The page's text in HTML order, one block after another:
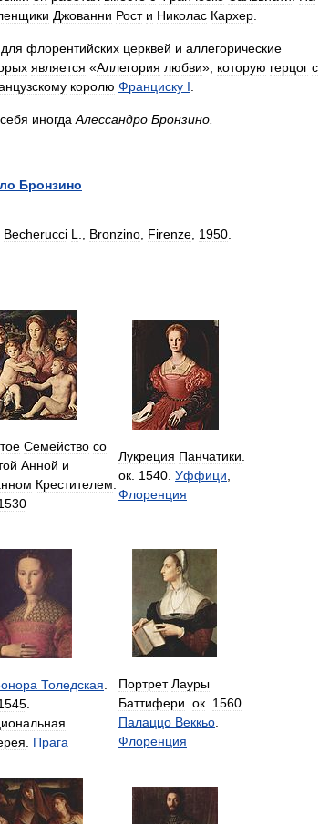
Джованни Рост и Николас Кархер
для флорентийских церквей и аллегорические
является «Аллегория любви», которую герцог с
королю Франциску I
себя иногда Алессандро Бронзино
Бронзино
Becherucci L Bronzino Firenze 1950
Семейство со
Анной и
Крестителем
Лукреция Панчатики
ок 1540 Уффици
Флоренция
Толедская
Прага
Портрет Лауры
Баттифери ок 1560
Палаццо Веккьо
Флоренция